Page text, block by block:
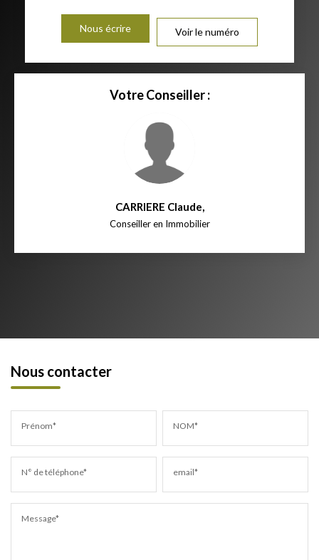
Nous écrire Voir le numéro
Votre Conseiller :
CARRIERE Claude,
Conseiller en Immobilier
Nous contacter
Prénom* NOM*
N° de téléphone* email*
Message*